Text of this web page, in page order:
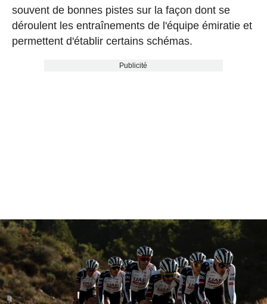
souvent de bonnes pistes sur la façon dont se
déroulent les entraînements de l'équipe émiratie et
permettent d'établir certains schémas.
Publicité